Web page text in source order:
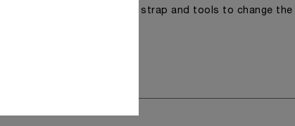
that houses the second strap and tools to change the